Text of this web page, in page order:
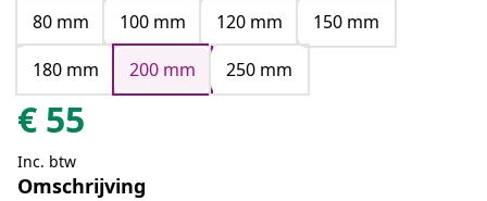
80 mm
100 mm 120 mm
150 mm
180 mm
200 mm 250 mm
€ 55
Inc. btw
Omschrijving